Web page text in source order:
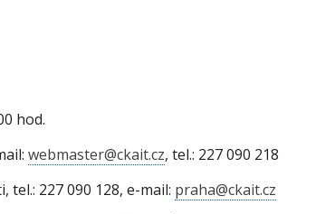
hod.
webmaster@ckait.cz, tel.: 227 090 218
tel.: 227 090 128, e-mail: praha@ckait.cz